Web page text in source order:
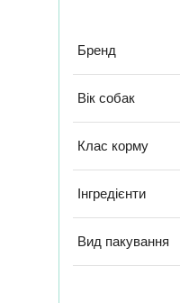
Бренд
Вік собак
Клас корму
Інгредієнти
Вид пакування